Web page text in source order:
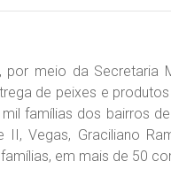
meio da Secretaria
de peixes e
famílias dos bairros
II, Vegas, Graciliano
em mais de 50